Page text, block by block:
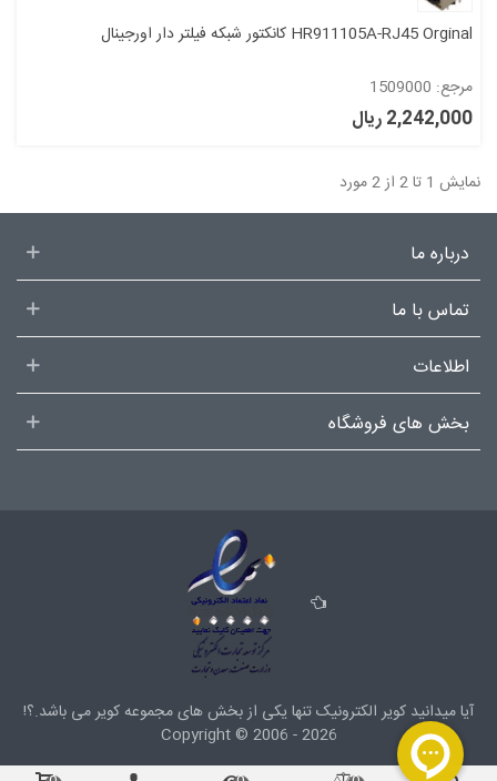
HR911105A-RJ45 Orginal کانکتور شبکه فیلتر دار اورجینال
مرجع: 1509000
2,242,000 ریال
نمایش 1 تا 2 از 2 مورد
درباره ما
تماس با ما
اطلاعات
بخش های فروشگاه
آیا میدانید کویر الکترونیک تنها یکی از بخش هایمجموعه کویرمی باشد.؟!
Copyright © 2006 - 2026